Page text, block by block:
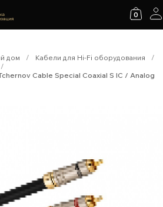
0
дом / Кабели для Hi-Fi оборудования
/
/
Cable Special Coaxial S IC / Analog